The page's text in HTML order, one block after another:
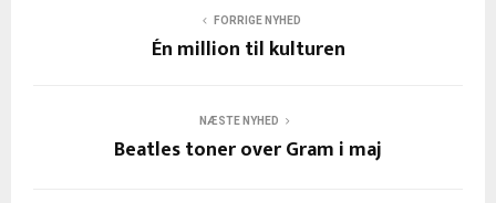
FORRIGE NYHED
Én million til kulturen
NÆSTE NYHED
Beatles toner over Gram i maj